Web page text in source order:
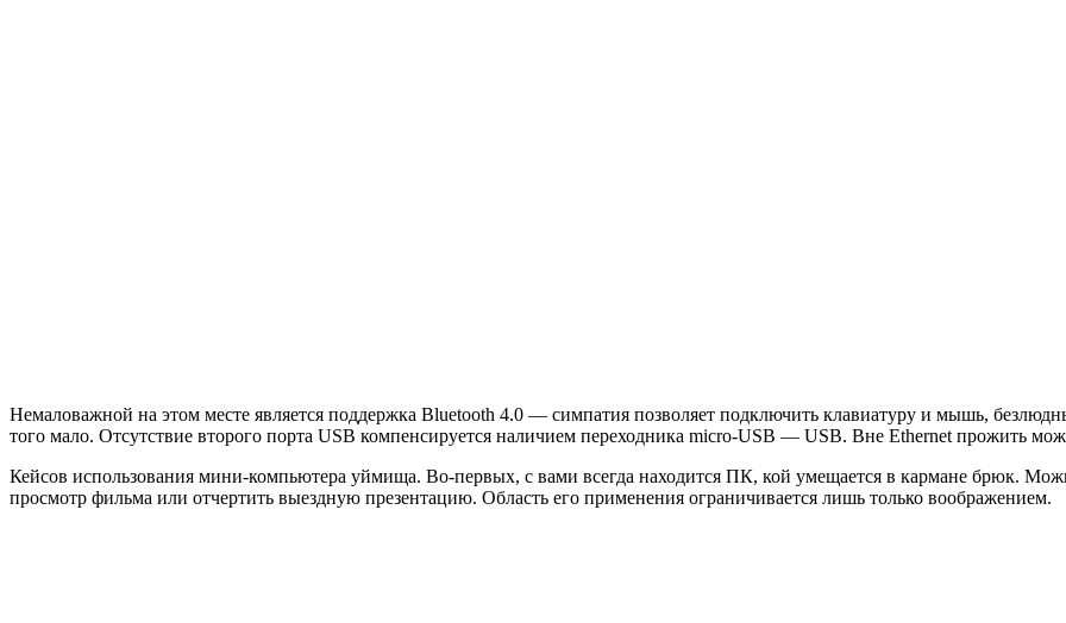
Немаловажной на этом месте является поддержка Bluetooth 4.0 — симпатия позволяет подключить клавиатуру и мышь,
того мало. Отсутствие второго порта USB компенсируется наличием переходника micro-USB — USB. Вне Ethernet прожить
Кейсов использования мини-компьютера уймища. Во-первых, с вами всегда находится ПК, кой умещается в кармане брюк.
просмотр фильма или отчертить выездную презентацию. Область его применения ограничивается лишь только воображением.